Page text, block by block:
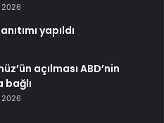
2026
yapıldı
açılması ABD’nin
bağlı
2026